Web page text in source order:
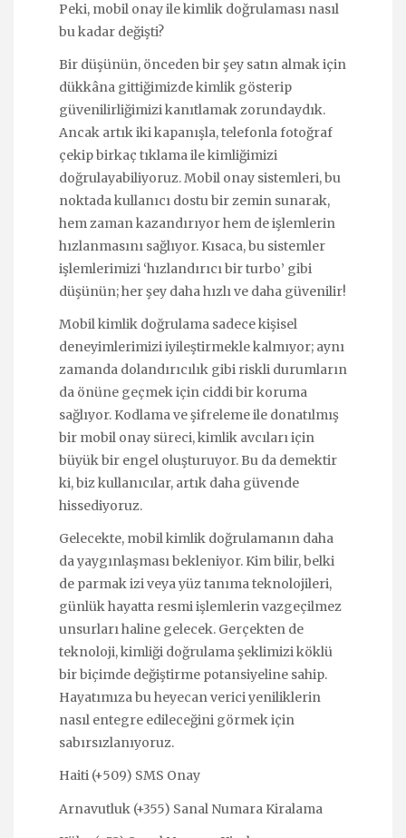
Peki, mobil onay ile kimlik doğrulaması nasıl
bu kadar değişti?
Bir düşünün, önceden bir şey satın almak için
dükkâna gittiğimizde kimlik gösterip
güvenilirliğimizi kanıtlamak zorundaydık.
Ancak artık iki kapanışla, telefonla fotoğraf
çekip birkaç tıklama ile kimliğimizi
doğrulayabiliyoruz. Mobil onay sistemleri, bu
noktada kullanıcı dostu bir zemin sunarak,
hem zaman kazandırıyor hem de işlemlerin
hızlanmasını sağlıyor. Kısaca, bu sistemler
işlemlerimizi ‘hızlandırıcı bir turbo’ gibi
düşünün; her şey daha hızlı ve daha güvenilir!
Mobil kimlik doğrulama sadece kişisel
deneyimlerimizi iyileştirmekle kalmıyor; aynı
zamanda dolandırıcılık gibi riskli durumların
da önüne geçmek için ciddi bir koruma
sağlıyor. Kodlama ve şifreleme ile donatılmış
bir mobil onay süreci, kimlik avcıları için
büyük bir engel oluşturuyor. Bu da demektir
ki, biz kullanıcılar, artık daha güvende
hissediyoruz.
Gelecekte, mobil kimlik doğrulamanın daha
da yaygınlaşması bekleniyor. Kim bilir, belki
de parmak izi veya yüz tanıma teknolojileri,
günlük hayatta resmi işlemlerin vazgeçilmez
unsurları haline gelecek. Gerçekten de
teknoloji, kimliği doğrulama şeklimizi köklü
bir biçimde değiştirme potansiyeline sahip.
Hayatımıza bu heyecan verici yeniliklerin
nasıl entegre edileceğini görmek için
sabırsızlanıyoruz.
Haiti (+509) SMS Onay
Arnavutluk (+355) Sanal Numara Kiralama